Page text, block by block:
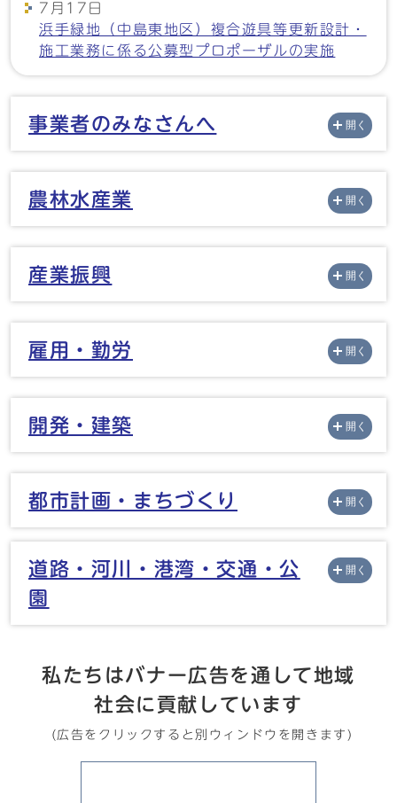
7月17日
浜手緑地（中島東地区）複合遊具等更新設計・
施工業務に係る公募型プロポーザルの実施
メインメニュー
事業者のみなさんへ 開く
農林水産業 開く
産業振興 開く
雇用・勤労 開く
開発・建築 開く
都市計画・まちづくり 開く
道路・河川・港湾・交通・公
園
開く
私たちはバナー広告を通して地域
社会に貢献しています
(広告をクリックすると別ウィンドウを開きます)